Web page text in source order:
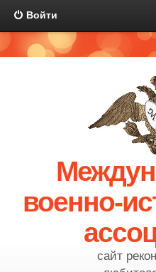
Войти
военно-
сайт